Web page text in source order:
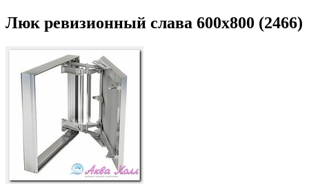
Люк ревизионный слава 600x800 (2466)